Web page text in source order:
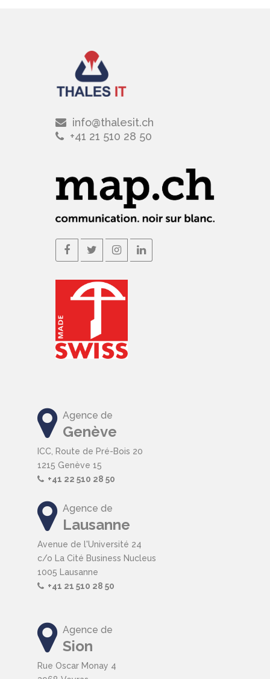
info@thalesit.ch
+41 21 510 28 50
Agence de
Genève
ICC, Route de Pré-Bois 20
1215 Genève 15
+41 22 510 28 50
Agence de
Lausanne
Avenue de l'Université 24
c/o La Cité Business Nucleus
1005 Lausanne
+41 21 510 28 50
Agence de
Sion
Rue Oscar Monay 4